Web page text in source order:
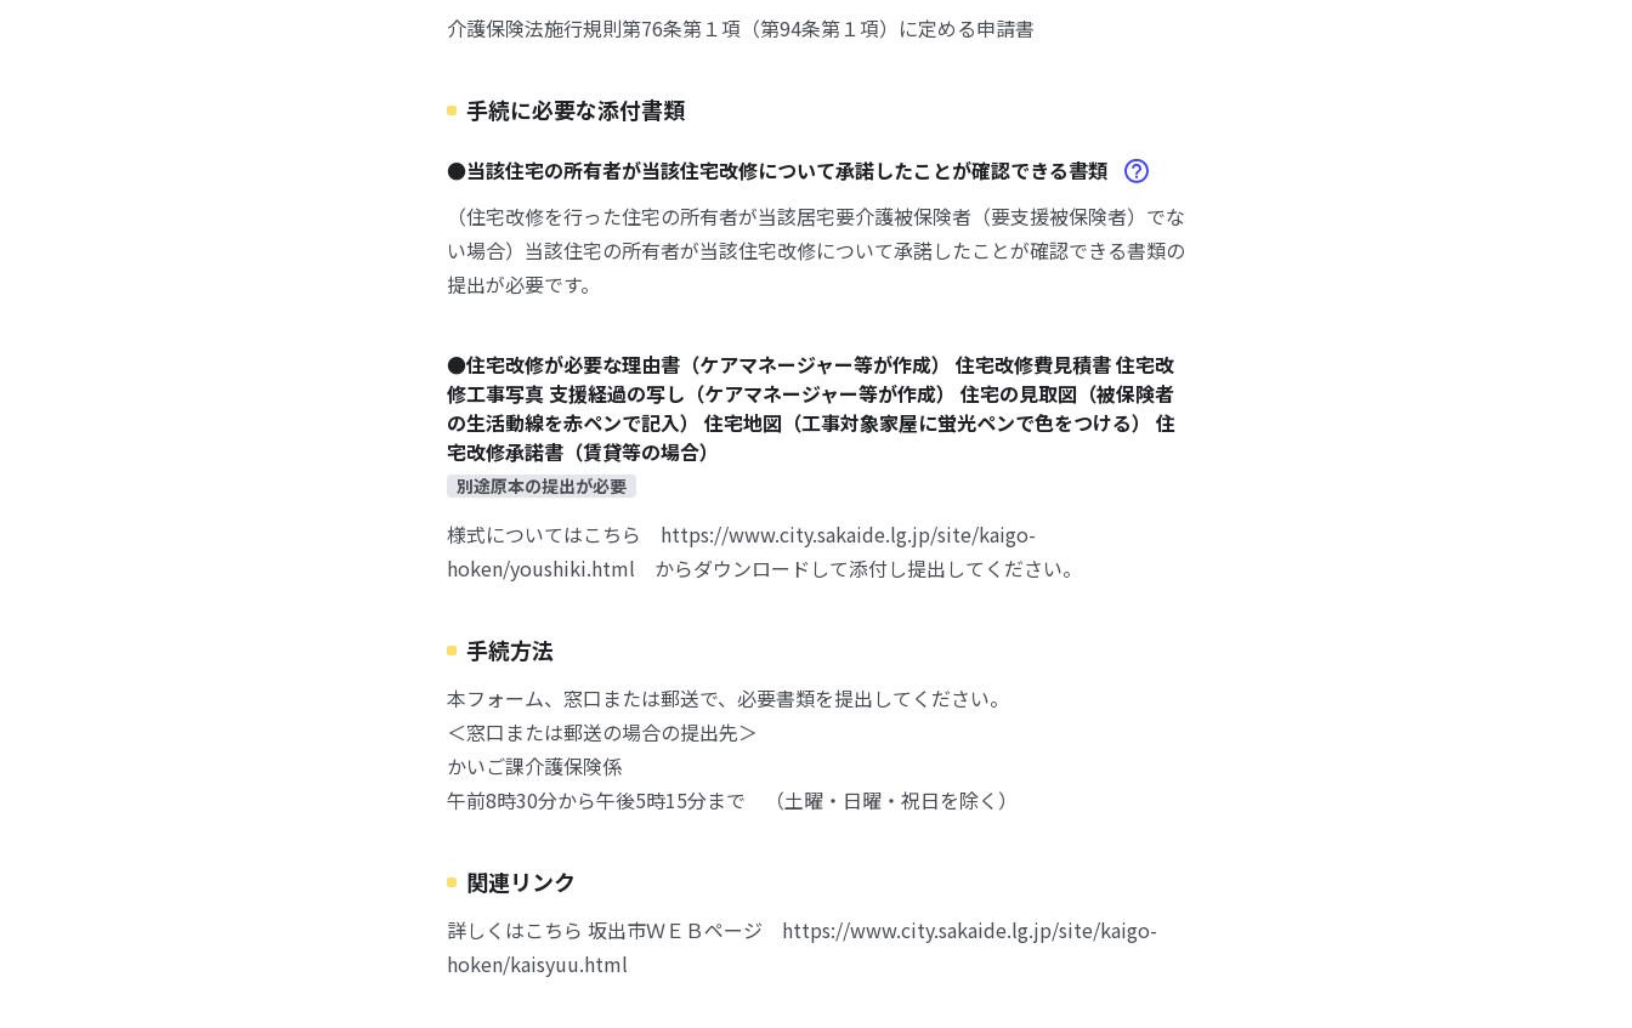
介護保険法施行規則第76条第１項（第94条第１項）に定める申請書
手続に必要な添付書類
●当該住宅の所有者が当該住宅改修について承諾したことが確認できる書類
（住宅改修を行った住宅の所有者が当該居宅要介護被保険者（要支援被保険者）でな
い場合）当該住宅の所有者が当該住宅改修について承諾したことが確認できる書類の
提出が必要です。
●住宅改修が必要な理由書（ケアマネージャー等が作成） 住宅改修費見積書 住宅改
修工事写真 支援経過の写し（ケアマネージャー等が作成） 住宅の見取図（被保険者
の生活動線を赤ペンで記入） 住宅地図（工事対象家屋に蛍光ペンで色をつける） 住
宅改修承諾書（賃貸等の場合）
別途原本の提出が必要
様式についてはこちら https://www.city.sakaide.lg.jp/site/kaigo-
hoken/youshiki.html からダウンロードして添付し提出してください。
手続方法
本フォーム、窓口または郵送で、必要書類を提出してください。
＜窓口または郵送の場合の提出先＞
かいご課介護保険係
午前8時30分から午後5時15分まで （土曜・日曜・祝日を除く）
関連リンク
詳しくはこちら 坂出市ＷＥＢページ https://www.city.sakaide.lg.jp/site/kaigo-
hoken/kaisyuu.html